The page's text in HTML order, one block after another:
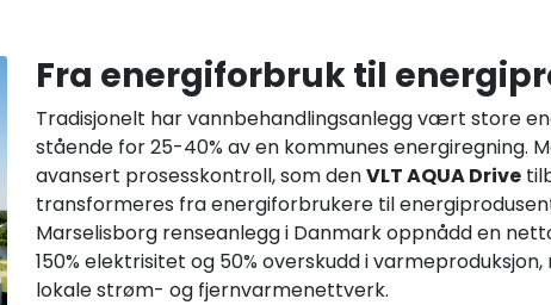
Fra energiforbruk til
Tradisjonelt har vannbehandlingsanlegg vært store
stående for 25-40% av en kommunes energiregning.
avansert prosesskontroll, som denVLT AQUA Drive
transformeres fra energiforbrukere til
Marselisborg renseanlegg i Danmark oppnådd en
150% elektrisitet og 50% overskudd i
lokale strøm- og fjernvarmenettverk.